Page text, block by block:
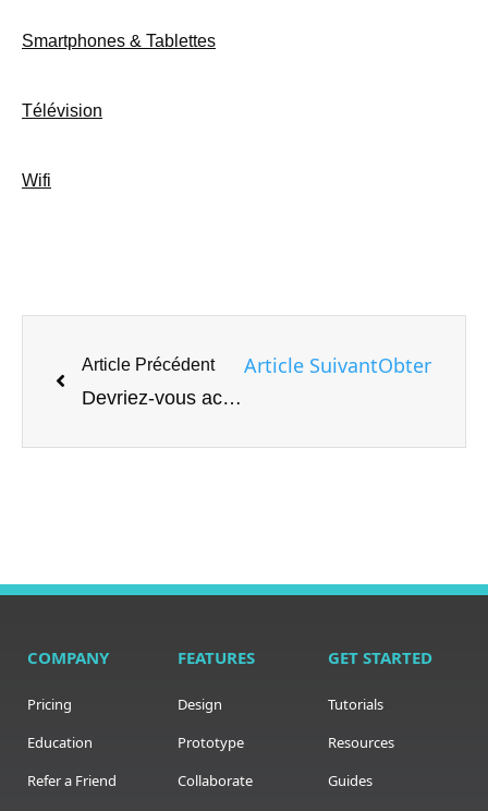
Smartphones & Tablettes
Télévision
Wifi
Article Précédent
Devriez-vous acheter un Kindle si vous avez un iPad?
Article SuivantObtenez la
COMPANY
Pricing
Education
Refer a Friend
FEATURES
Design
Prototype
Collaborate
GET STARTED
Tutorials
Resources
Guides